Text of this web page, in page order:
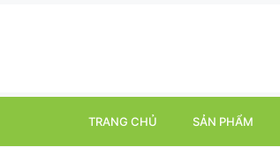
TRANG CHỦ SẢN PHẨM